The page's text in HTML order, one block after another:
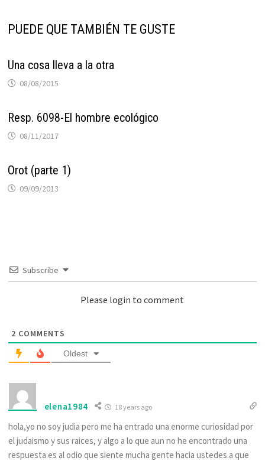
PUEDE QUE TAMBIÉN TE GUSTE
Una cosa lleva a la otra
08/08/2015
Resp. 6098-El hombre ecológico
08/11/2017
Orot (parte 1)
09/09/2013
Subscribe
Please login to comment
2 COMMENTS
Oldest
elena1984 18 years ago
hola,yo no soy judia pero me ha entrado una enorme curiosidad por
el judaismo y sus raices, y algo a lo que aun no he encontrado una
respuesta es al odio que siente mucha gente hacia ustedes.a que